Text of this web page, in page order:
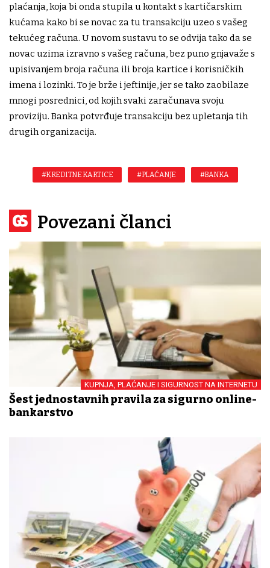
plaćanja, koja bi onda stupila u kontakt s kartičarskim
kućama kako bi se novac za tu transakciju uzeo s vašeg
tekućeg računa. U novom sustavu to se odvija tako da se
novac uzima izravno s vašeg računa, bez puno gnjavaže s
upisivanjem broja računa ili broja kartice i korisničkih
imena i lozinki. To je brže i jeftinije, jer se tako zaobilaze
mnogi posrednici, od kojih svaki zaračunava svoju
proviziju. Banka potvrđuje transakciju bez upletanja tih
drugih organizacija.
#KREDITNE KARTICE #PLAĆANJE #BANKA
Povezani članci
KUPNJA, PLAĆANJE I SIGURNOST NA INTERNETU
Šest jednostavnih pravila za sigurno online-
bankarstvo